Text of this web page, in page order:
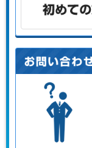
初めての方はこち